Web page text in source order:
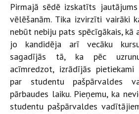
Pirmajā sēdē izskatīts
vēlēšanām. Tika izvirzīti vairāki
nebūt nebiju pats spēcīgākais, kā
jo kandidēja arī vecāku
sagadījās tā, ka pēc
acīmredzot, izrādījās
par studentu pašpārvaldes
pārbaudes laiku. Pieņemu, ka
studentu pašpārvaldes